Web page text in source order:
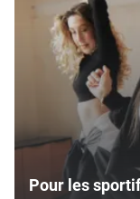
Pour les